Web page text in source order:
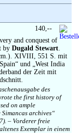
and conquest of
by Dugald Stewart.
XIVIII, 551 S. mit
und „West India
der Zeit mit
des
the first history of
on ample
archives“
– Vorderer freie
Exemplar in einem
140,--